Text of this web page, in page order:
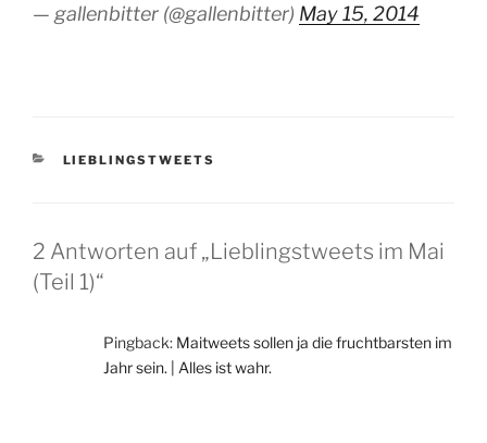
— gallenbitter (@gallenbitter) May 15, 2014
KATEGORIEN
LIEBLINGSTWEETS
2 Antworten auf „Lieblingstweets im Mai
(Teil 1)“
Pingback: Maitweets sollen ja die fruchtbarsten im
Jahr sein. | Alles ist wahr.